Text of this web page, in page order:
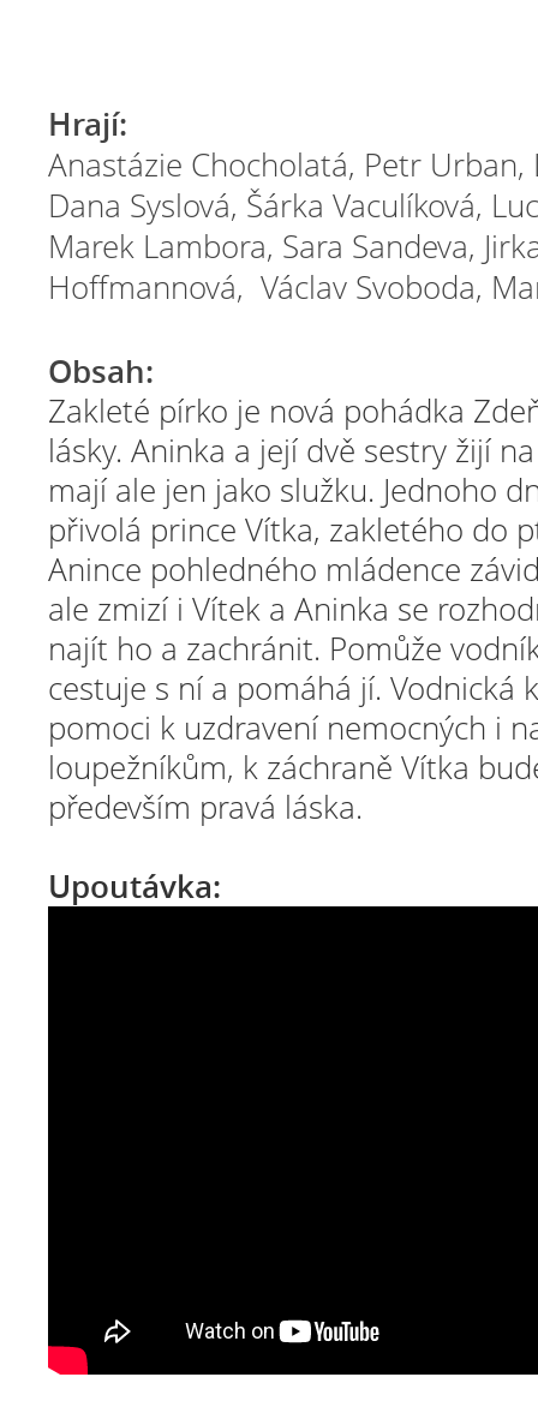
Hrají:
Anastázie Chocholatá, Petr Urban,
Dana Syslová, Šárka Vaculíková,
Marek Lambora, Sara Sandeva,
Hoffmannová, Václav Svoboda,
Obsah:
Zakleté pírko je nová pohádka
lásky. Aninka a její dvě sestry žijí
mají ale jen jako služku. Jednoho
přivolá prince Vítka, zakletého do
Anince pohledného mládence
ale zmizí i Vítek a Aninka se
najít ho a zachránit. Pomůže
cestuje s ní a pomáhá jí. Vodnická
pomoci k uzdravení nemocných i
loupežníkům, k záchraně Vítka
především pravá láska.
Upoutávka: